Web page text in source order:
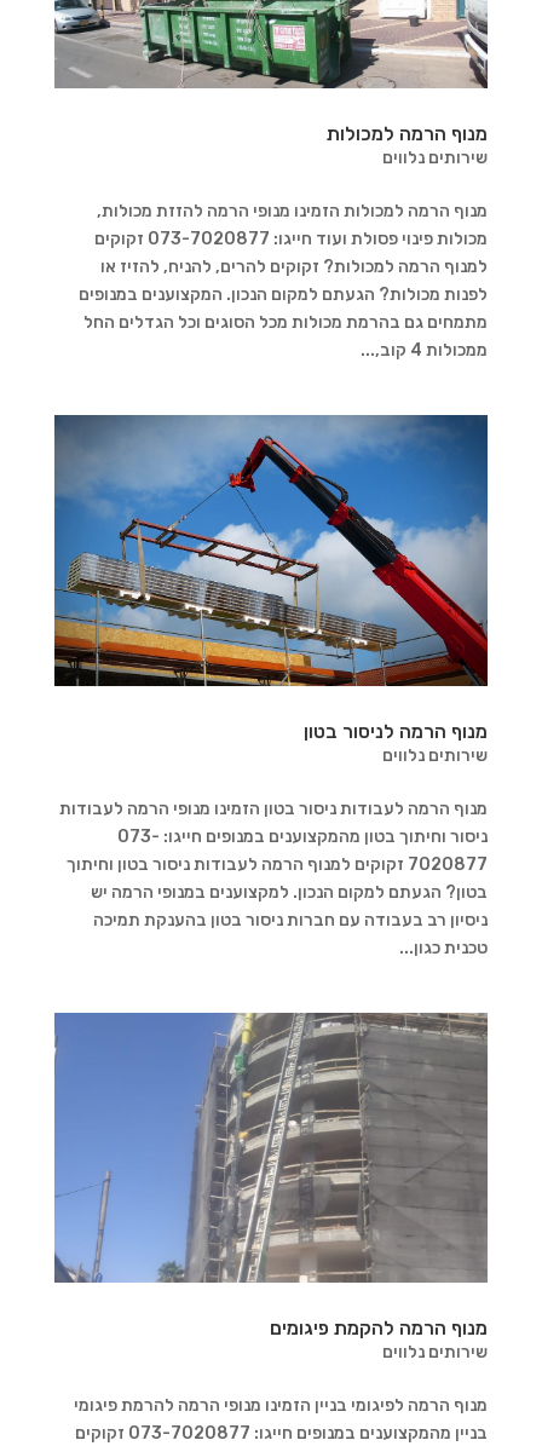
מנוף הרמה למכולות
שירותים נלווים
מנוף הרמה למכולות הזמינו מנופי הרמה להזזת מכולות,
מכולות פינוי פסולת ועוד חייגו: 073-7020877 זקוקים
למנוף הרמה למכולות? זקוקים להרים, להניח, להזיז או
לפנות מכולות? הגעתם למקום הנכון. המקצוענים במנופים
מתמחים גם בהרמת מכולות מכל הסוגים וכל הגדלים החל
ממכולות 4 קוב,...
מנוף הרמה לניסור בטון
שירותים נלווים
מנוף הרמה לעבודות ניסור בטון הזמינו מנופי הרמה לעבודות
ניסור וחיתוך בטון מהמקצוענים במנופים חייגו: 073-
7020877 זקוקים למנוף הרמה לעבודות ניסור בטון וחיתוך
בטון? הגעתם למקום הנכון. למקצוענים במנופי הרמה יש
ניסיון רב בעבודה עם חברות ניסור בטון בהענקת תמיכה
טכנית כגון...
מנוף הרמה להקמת פיגומים
שירותים נלווים
מנוף הרמה לפיגומי בניין הזמינו מנופי הרמה להרמת פיגומי
בניין מהמקצוענים במנופים חייגו: 073-7020877 זקוקים